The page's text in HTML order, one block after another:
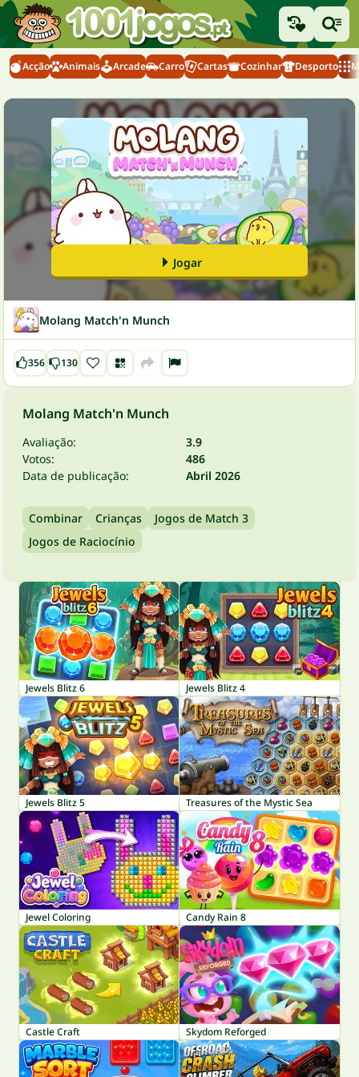
Acção Animais Arcade Carro Cartas Cozinhar Desporto
Jogar
Molang Match'n Munch
356 130
Molang Match'n Munch
Avaliação:
3.9
Votos:
486
Data de publicação:
Abril 2026
Combinar Crianças
Jogos de Match 3
Jogos de Raciocínio
Jewels Blitz 6 Jewels Blitz 4
Jewels Blitz 5 Treasures of the Mystic Sea
Jewel Coloring Candy Rain 8
Castle Craft Skydom Reforged